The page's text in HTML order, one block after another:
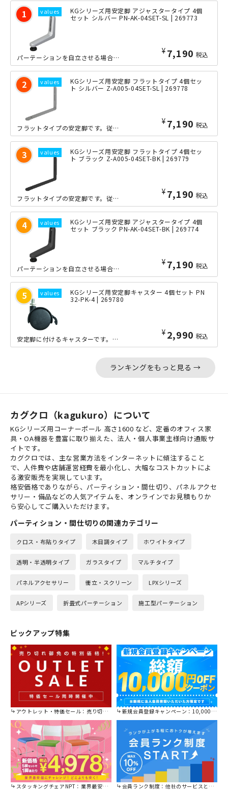
KGシリーズ用安定脚 アジャスタータイプ 4個
セット シルバー PN-AK-04SET-SL | 269773
¥ 7,190 税込
パーテーションを自立させる場合に必要な補助脚です。パネル1枚の場合、4個必要とな...
KGシリーズ用安定脚 フラットタイプ 4個セッ
ト シルバー Z-A005-04SET-SL | 269778
¥ 7,190 税込
フラットタイプの安定脚です。従来型と比較して脚部の高さを抑えたフラットな形状とな...
KGシリーズ用安定脚 フラットタイプ 4個セッ
ト ブラック Z-A005-04SET-BK | 269779
¥ 7,190 税込
フラットタイプの安定脚です。従来型と比較して脚部の高さを抑えたフラットな形状とな...
KGシリーズ用安定脚 アジャスタータイプ 4個
セット ブラック PN-AK-04SET-BK | 269774
¥ 7,190 税込
パーテーションを自立させる場合に必要な補助脚です。パネル1枚の場合、4個必要とな...
KGシリーズ用安定脚キャスター 4個セット PN
32-PK-4 | 269780
¥ 2,990 税込
安定脚に付けるキャスターです。安定脚1個ごとに1個必要です。なお、キャスターを使...
ランキングをもっと見る →
カグクロ（kagukuro）について
KGシリーズ用コーナーポール 高さ1600 など、定番のオフィス家
具・OA機器を豊富に取り揃えた、法人・個人事業主様向け通販サ
イトです。
カグクロでは、主な営業方法をインターネットに傾注すること
で、人件費や店舗運営経費を最小化し、大幅なコストカットによ
る激安販売を実現しています。
格安価格でありながら、パーティション・間仕切り、パネルアクセ
サリー・備品などの人気アイテムを、オンラインでお見積もりか
ら安心してご購入いただけます。
パーティション・間仕切りの関連カテゴリー
クロス・布貼りタイプ 木目調タイプ ホワイトタイプ
透明・半透明タイプ ガラスタイプ マルチタイプ
パネルアクセサリー 衝立・スクリーン LPXシリーズ
APシリーズ 折畳式パーテーション 施工型パーテーション
ピックアップ特集
アウトレット・特価セール：売り切れ御免の特別価格！ 新規会員登録キャンペーン：10,000円OFFクーポン進呈中！
スタッキングチェアNPT：業界最安値に挑戦！ 会員ランク制度：他社のサービスと比較してください。